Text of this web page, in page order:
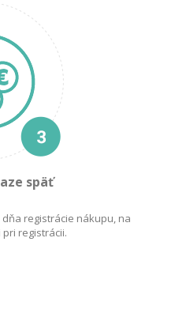
späť
registrácie nákupu, na
registrácii.